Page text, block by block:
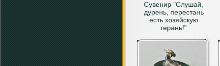
Сувенир "Слушай,
дурень, перестань
есть хозяйскую
герань!"